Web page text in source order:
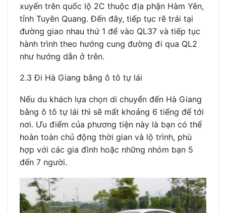
xuyến trên quốc lộ 2C thuộc địa phận Hàm Yên,
tỉnh Tuyên Quang. Đến đây, tiếp tục rẽ trái tại
đường giao nhau thứ 1 để vào QL37 và tiếp tục
hành trình theo hướng cung đường đi qua QL2
như hướng dẫn ở trên.
2.3 Đi Hà Giang bằng ô tô tự lái
Nếu du khách lựa chọn di chuyển đến Hà Giang
bằng ô tô tự lái thì sẽ mất khoảng 6 tiếng để tới
nơi. Ưu điểm của phương tiện này là bạn có thể
hoàn toàn chủ động thời gian và lộ trình, phù
hợp với các gia đình hoặc những nhóm bạn 5
đến 7 người.